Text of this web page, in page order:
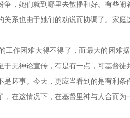
争，她们就到哪里去散播和好。有些
关系也由于她们的劝说而协调了。家
工作困难大得不得了，而最大的困难
于无神论宣传，有是有一点，可基督
是坏事。今天，更应当看到的是有利条
，在这情况下，在基督里神与人合而